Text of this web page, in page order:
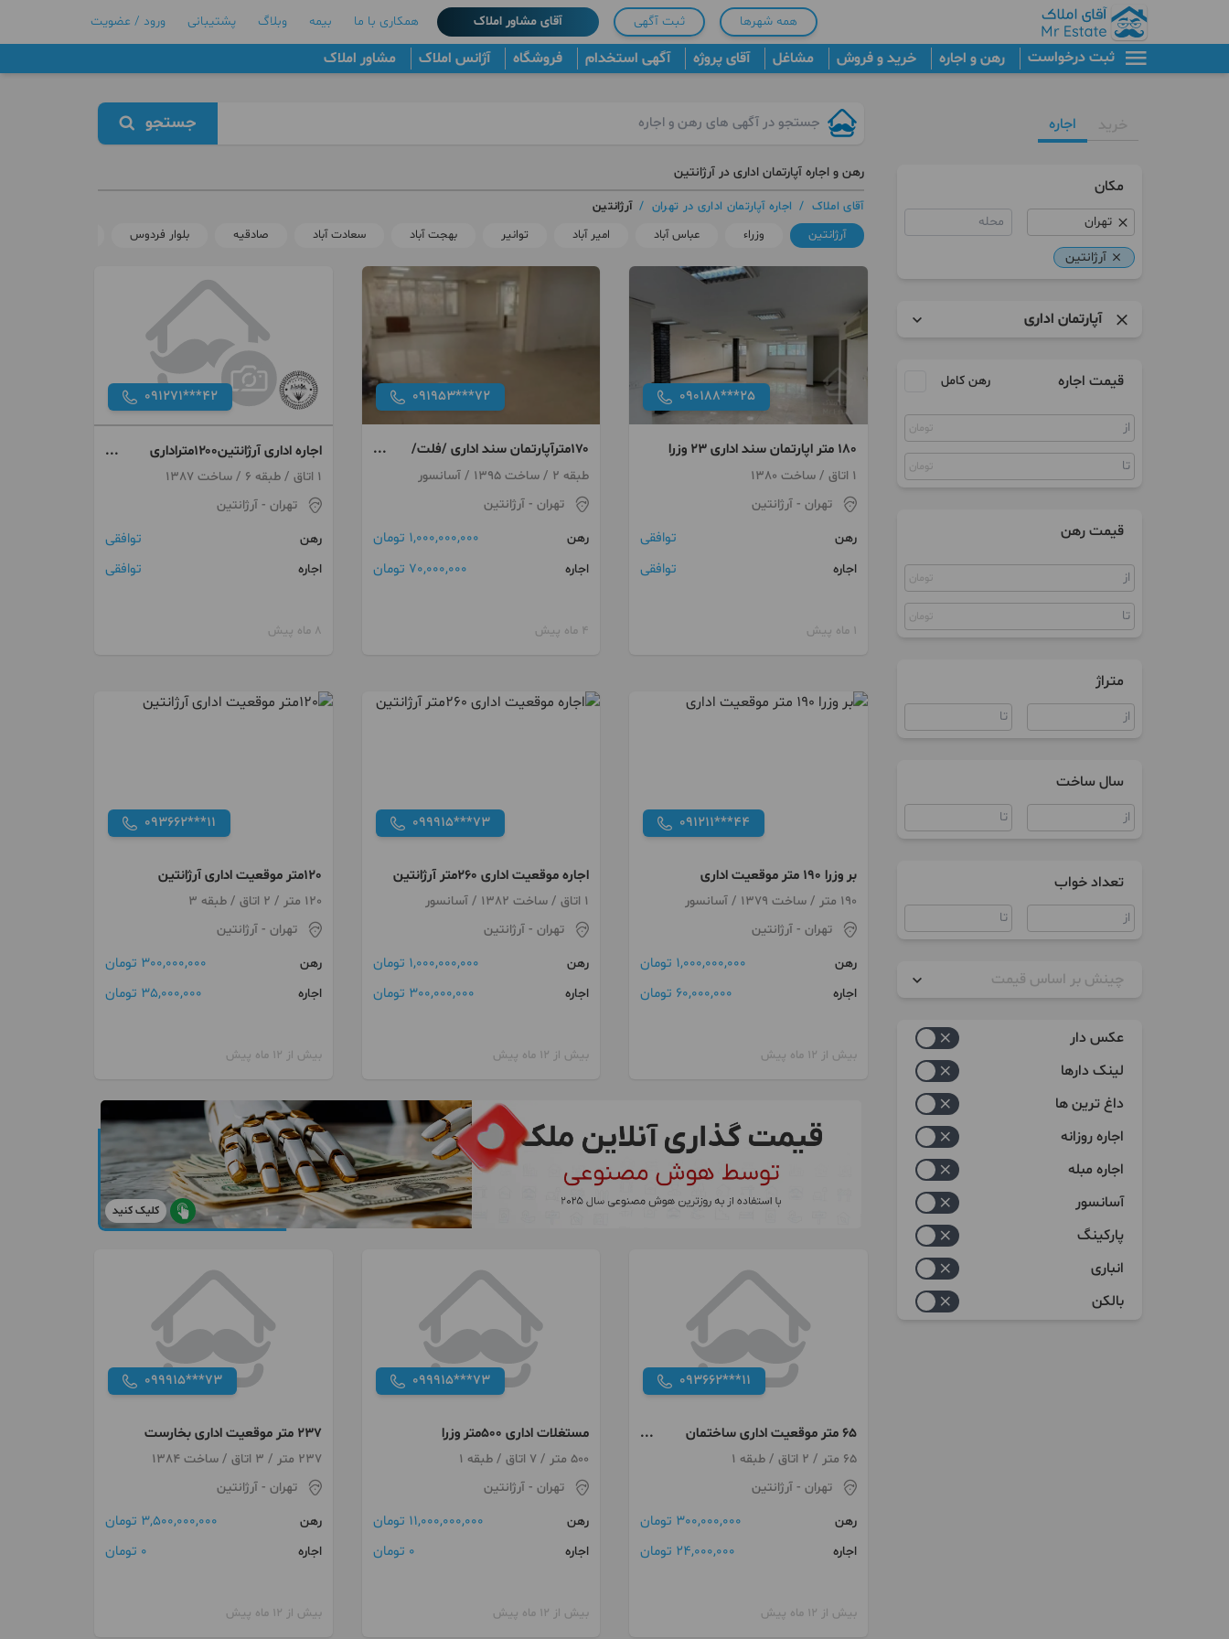
همه شهرها ثبت آگهی آقای مشاور املاک همکاری با ما بیمه وبلاگ پشتیبانی ورود / عضویت
ثبت درخواست رهن و اجاره خرید و فروش مشاغل آقای پروژه آگهی استخدام فروشگاه آژانس املاک مشاور املاک
خرید اجاره
مکان
محله
آرژانتین
آپارتمان اداری
برج
سوییت
آپارتمان اداری
مغازه
قیمت اجاره رهن کامل
تومان
تومان
قیمت رهن
تومان
تومان
متراژ
سال ساخت
تعداد خواب
چینش بر اساس قیمت
عکس دار
لینک دارها
داغ ترین ها
اجاره روزانه
اجاره مبله
آسانسور
پارکینگ
انباری
بالکن
جستجو
رهن و اجاره آپارتمان اداری در آرژانتین
آقای املاک / اجاره آپارتمان اداری در تهران / آرژانتین
آرژانتین
وزراء عباس آباد امیر آباد توانیر بهجت آباد سعادت آباد صادقیه بلوار فردوس
090188***25
۱۸۰ متر اپارتمان سند اداری ۲۳ وزرا
1 اتاق / ساخت 1380
تهران - آرژانتین
رهن
توافقی
اجاره توافقی
1 ماه پیش
091953***72
۱۷۰مترآپارتمان سند اداری /فلت/
فول/ مشاعات تمیز
طبقه 2 / ساخت 1395 / آسانسور
تهران- آرژانتین
رهن
1,000,000,000 تومان
اجاره 70,000,000 تومان
4 ماه پیش
091271***42
اجاره اداری آرژانتین۱۲۰۰متراداری
فلت با۱۸پارکینگ وآسانسور1 اتاق / طبقه 6 / ساخت 1387
تهران - آرژانتین
رهن
توافقی
اجاره توافقی
8 ماه پیش
091211***44
بر وزرا 190 متر موقعیت اداری
190 متر / ساخت 1379 / آسانسور
تهران - آرژانتین
رهن
1,000,000,000 تومان
اجاره 60,000,000 تومان
بیش از 12 ماه پیش
099915***73
اجاره موقعیت اداری 260متر آرژانتین
1 اتاق / ساخت 1382 / آسانسور
تهران- آرژانتین
رهن
1,000,000,000 تومان
اجاره 300,000,000 تومان
بیش از 12 ماه پیش
093662***11
120متر موقعیت اداری آرژانتین
120 متر / 2 اتاق / طبقه 3
تهران - آرژانتین
رهن
300,000,000 تومان
اجاره 35,000,000 تومان
بیش از 12 ماه پیش
کلیک کنید
093662***11
65 متر موقعیت اداری ساختمان
پزشکان وزرا
65 متر / 2 اتاق / طبقه 1
تهران - آرژانتین
رهن
300,000,000 تومان
اجاره 24,000,000 تومان
بیش از 12 ماه پیش
099915***73
مستغلات اداری 500متر وزرا
500 متر / 7 اتاق / طبقه 1
تهران- آرژانتین
رهن
11,000,000,000 تومان
اجاره 0 تومان
بیش از 12 ماه پیش
099915***73
237 متر موقعیت اداری بخارست
237 متر / 3 اتاق / ساخت 1384
تهران - آرژانتین
رهن
3,500,000,000 تومان
اجاره 0 تومان
بیش از 12 ماه پیش